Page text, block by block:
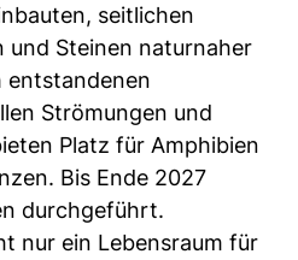
seitlichen
und Steinen naturnaher
entstandenen
Strömungen und
Platz für Amphibien
Bis Ende 2027
durchgeführt.
nur ein Lebensraum für